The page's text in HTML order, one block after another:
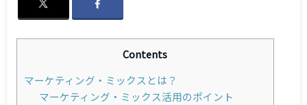
Contents
マーケティング・ミックスとは？
マーケティング・ミックス活用のポイント